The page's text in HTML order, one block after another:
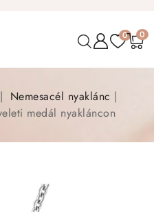
0 0
Nemesacél nyaklánc
medál nyakláncon